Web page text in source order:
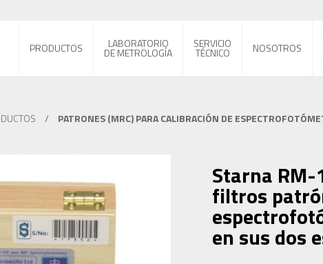
PRODUCTOS LABORATORIO
DE METROLOGÍA
SERVICIO
TÉCNICO NOSOTROS
/ PATRONES (MRC) PARA CALIBRACIÓN DE
Starna RM-
filtros
en sus dos